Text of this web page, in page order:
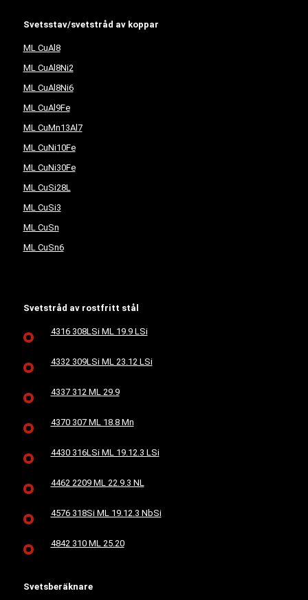
Svetsstav/svetstråd av koppar
ML CuAl8
ML CuAl8Ni2
ML CuAl8Ni6
ML CuAl9Fe
ML CuMn13Al7
ML CuNi10Fe
ML CuNi30Fe
ML CuSi28L
ML CuSi3
ML CuSn
ML CuSn6
Svetstråd av rostfritt stål
4316 308LSi ML 19.9 LSi
4332 309LSi ML 23.12 LSi
4337 312 ML 29.9
4370 307 ML 18.8 Mn
4430 316LSi ML 19.12.3 LSi
4462 2209 ML 22.9.3 NL
4576 318Si ML 19.12.3 NbSi
4842 310 ML 25.20
Svetsberäknare